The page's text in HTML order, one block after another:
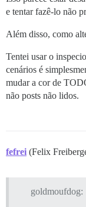
e tentar fazê-lo não
Além disso, como
Tentei usar o
cenários é
mudar a cor de
não posts não lidos.
fefrei (Felix
goldmoufdog: